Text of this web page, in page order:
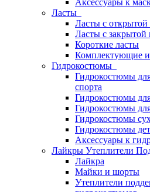
Аксессуары к
Ласты
Ласты с открытой
Ласты с закрытой
Короткие ласты
Комплектующие и
Гидрокостюмы
Гидрокостюмы
спорта
Гидрокостюмы
Гидрокостюмы
Гидрокостюмы
Гидрокостюмы
Аксессуары к
Лайкры Утеплители
Лайкра
Майки и шорты
Утеплители